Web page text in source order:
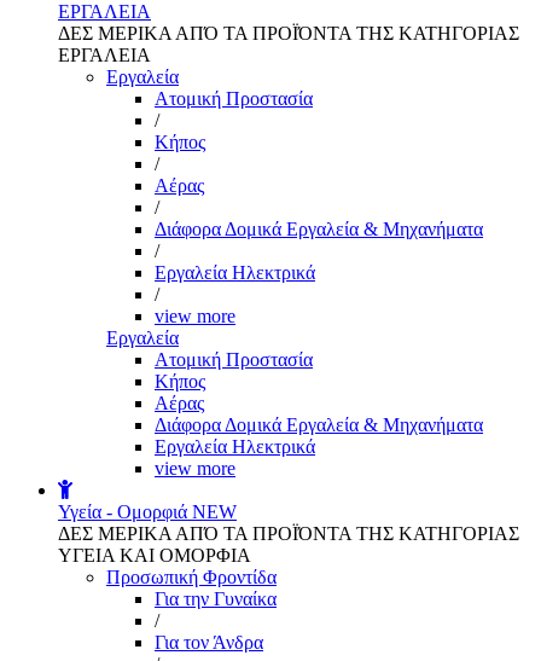
ΕΡΓΑΛΕΙΑ
ΔΕΣ ΜΕΡΙΚΑ ΑΠΌ ΤΑ ΠΡΟΪΌΝΤΑ ΤΗΣ ΚΑΤΗΓΟΡΙΑΣ
ΕΡΓΑΛΕΙΑ
Εργαλεία
Aτομική Προστασία
/
Kήπος
/
Αέρας
/
Διάφορα Δομικά Εργαλεία & Μηχανήματα
/
Εργαλεία Ηλεκτρικά
/
view more
Εργαλεία
Aτομική Προστασία
Kήπος
Αέρας
Διάφορα Δομικά Εργαλεία & Μηχανήματα
Εργαλεία Ηλεκτρικά
view more
Υγεία - Ομορφιά NEW
ΔΕΣ ΜΕΡΙΚΑ ΑΠΌ ΤΑ ΠΡΟΪΌΝΤΑ ΤΗΣ ΚΑΤΗΓΟΡΙΑΣ
ΥΓΕΙΑ ΚΑΙ ΟΜΟΡΦΙΑ
Προσωπική Φροντίδα
Για την Γυναίκα
/
Για τον Άνδρα